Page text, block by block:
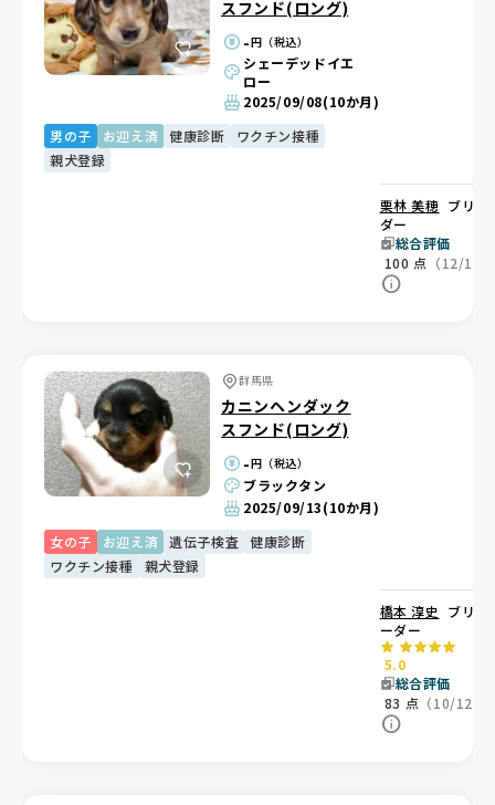
スフンド(ロング)
-円（税込）
シェーデッドイエ
ロー
2025/09/08(10か月)
男の子
お迎え済 健康診断
ワクチン接種
親犬登録
栗林 美穂 ブリー
ダー
総合評価
100 点 （12/12）
群馬県
カニンヘンダック
スフンド(ロング)
-円（税込）
ブラックタン
2025/09/13(10か月)
女の子
お迎え済 遺伝子検査
健康診断
ワクチン接種
親犬登録
橋本 淳史 ブリ
ーダー
5.0
総合評価
83 点 （10/12）